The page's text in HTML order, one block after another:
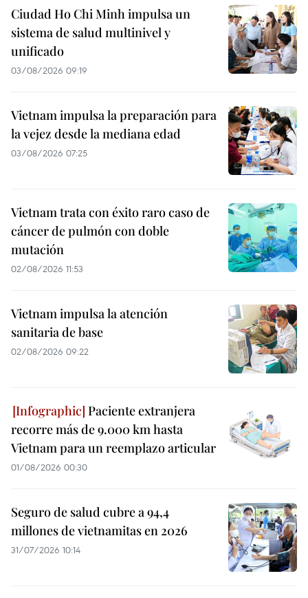
Ciudad Ho Chi Minh impulsa un
sistema de salud multinivel y
unificado
03/08/2026 09:19
Vietnam impulsa la preparación para
la vejez desde la mediana edad
03/08/2026 07:25
Vietnam trata con éxito raro caso de
cáncer de pulmón con doble
mutación
02/08/2026 11:53
Vietnam impulsa la atención
sanitaria de base
02/08/2026 09:22
Paciente extranjera
recorre más de 9.000 km hasta
Vietnam para un reemplazo articular
01/08/2026 00:30
Seguro de salud cubre a 94,4
millones de vietnamitas en 2026
31/07/2026 10:14